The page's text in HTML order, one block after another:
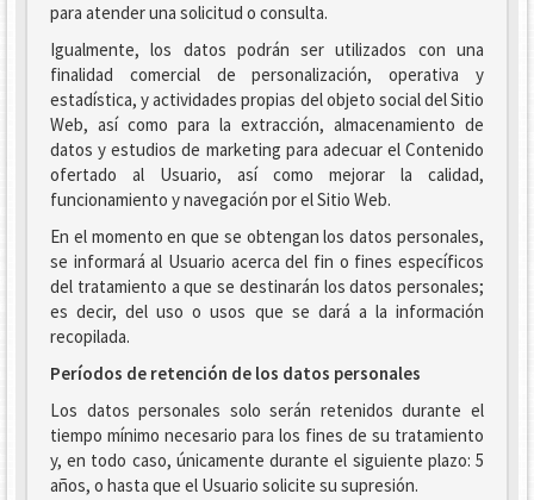
para atender una solicitud o consulta.
Igualmente, los datos podrán ser utilizados con una
finalidad comercial de personalización, operativa y
estadística, y actividades propias del objeto social del Sitio
Web, así como para la extracción, almacenamiento de
datos y estudios de marketing para adecuar el Contenido
ofertado al Usuario, así como mejorar la calidad,
funcionamiento y navegación por el Sitio Web.
En el momento en que se obtengan los datos personales,
se informará al Usuario acerca del fin o fines específicos
del tratamiento a que se destinarán los datos personales;
es decir, del uso o usos que se dará a la información
recopilada.
Períodos de retención de los datos personales
Los datos personales solo serán retenidos durante el
tiempo mínimo necesario para los fines de su tratamiento
y, en todo caso, únicamente durante el siguiente plazo: 5
años, o hasta que el Usuario solicite su supresión.